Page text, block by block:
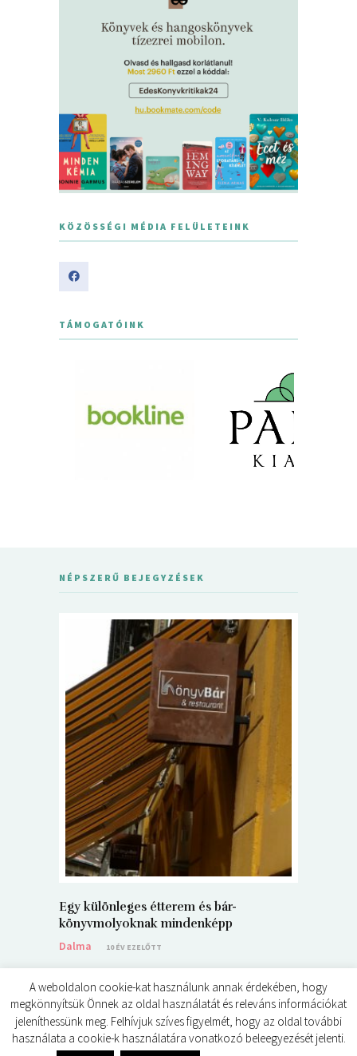
KÖZÖSSÉGI MÉDIA FELÜLETEINK
TÁMOGATÓINK
NÉPSZERŰ BEJEGYZÉSEK
Egy különleges étterem és bár-
könyvmolyoknak mindenképp
Dalma
10 ÉV EZELŐTT
© ÉDES KIS KÖNYVKRITIKÁK 2024
A weboldalon cookie-kat használunk annak érdekében, hogy
megkönnyítsük Önnek az oldal használatát és releváns információkat
jeleníthessünk meg. Felhívjuk szíves figyelmét, hogy az oldal további
használata a cookie-k használatára vonatkozó beleegyezését jelenti.